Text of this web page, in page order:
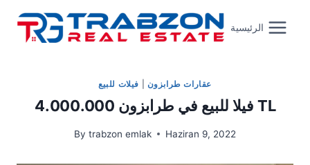
content
الرئيسية
عقارات طرابزون فيلات للبيع
فيلا للبيع في طرابزون 4.000.000 TL
By trabzon emlak Haziran 9, 2022